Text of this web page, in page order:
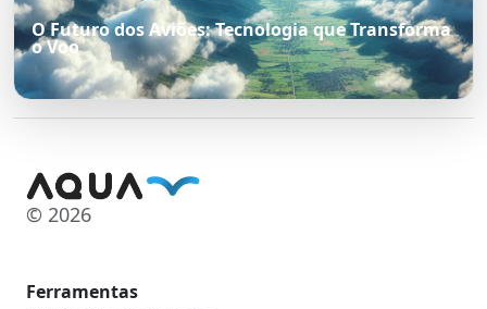
O Futuro dos Aviões: Tecnologia que Transforma
o Voo
© 2026
Ferramentas